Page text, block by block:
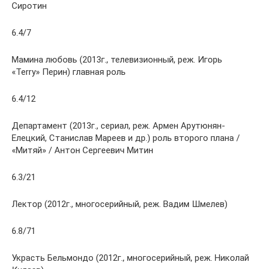
Сиротин
6.4/7
Мамина любовь (2013г., телевизионный, реж. Игорь
«Terry» Перин) главная роль
6.4/12
Департамент (2013г., сериал, реж. Армен Арутюнян-
Елецкий, Станислав Мареев и др.) роль второго плана /
«Митяй» / Антон Сергеевич Митин
6.3/21
Лектор (2012г., многосерийный, реж. Вадим Шмелев)
6.8/71
Украсть Бельмондо (2012г., многосерийный, реж. Николай